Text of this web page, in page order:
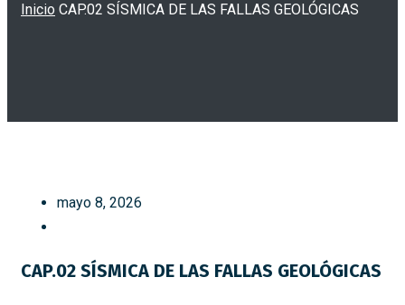
Inicio CAP.02 SÍSMICA DE LAS FALLAS GEOLÓGICAS
mayo 8, 2026
CAP.02 SÍSMICA DE LAS FALLAS GEOLÓGICAS